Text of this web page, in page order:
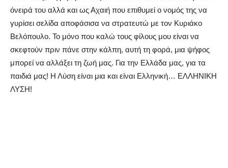
όνειρά του αλλά και ως Αχαιή που επιθυμεί ο νομός της να
γυρίσει σελίδα αποφάσισα να στρατευτώ με τον Κυριάκο
Βελόπουλο. Το μόνο που καλώ τους φίλους μου είναι να
σκεφτούν πριν πάνε στην κάλπη, αυτή τη φορά, μια ψήφος
μπορεί να αλλάξει τη ζωή μας. Για την Ελλάδα μας, για τα
παιδιά μας! Η Λύση είναι μια και είναι Ελληνική… ΕΛΛΗΝΙΚΗ
ΛΥΣΗ!